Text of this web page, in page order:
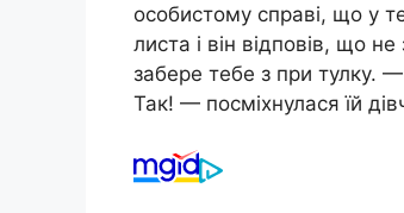
особистому справі, що у
листа і він відповів, що
забере тебе з при
Так! — посміхнулася їй